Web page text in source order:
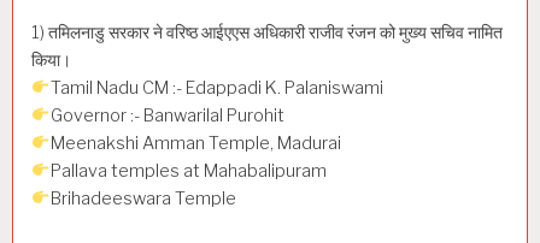
1) तमिलनाडु सरकार ने वरिष्ठ आईएएस अधिकारी राजीव रंजन को मुख्य सचिव नामित
किया।
Tamil Nadu CM :- Edappadi K. Palaniswami
Governor :- Banwarilal Purohit
Meenakshi Amman Temple, Madurai
Pallava temples at Mahabalipuram
Brihadeeswara Temple